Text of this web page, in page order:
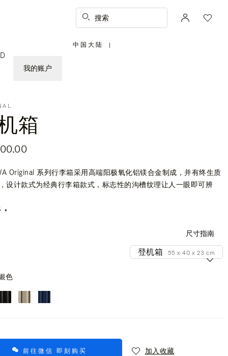
搜索
我的账户
中国大陆
,
|
箱
Original 系列行李箱采用高端阳极氧化铝镁合金制成，并有终生质
设计款式为经典行李箱款式，标志性的沟槽纹理让人一眼即可辨
尺寸指南
尺寸
登机箱 55 x 40 x 23 cm
色
前往微信 即刻购买 加入收藏